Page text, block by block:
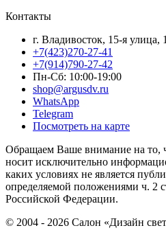
Контакты
г. Владивосток, 15-я улица,
+7(423)270-27-41
+7(914)790-27-42
Пн-Сб: 10:00-19:00
shop@argusdv.ru
WhatsApp
Telegram
Посмотреть на карте
Обращаем Ваше внимание на то,
носит исключительно
каких условиях не является
определяемой положениями ч. 2
Российской Федерации.
© 2004 - 2026 Салон «Дизайн